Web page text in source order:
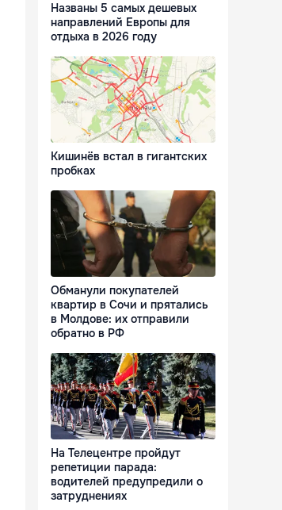
Названы 5 самых дешевых
направлений Европы для
отдыха в 2026 году
Кишинёв встал в гигантских
пробках
Обманули покупателей
квартир в Сочи и прятались
в Молдове: их отправили
обратно в РФ
На Телецентре пройдут
репетиции парада:
водителей предупредили о
затруднениях